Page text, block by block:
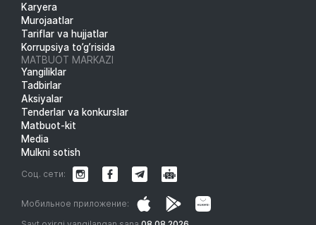
Karyera
Murojaatlar
Tariflar va hujjatlar
Korrupsiya to’g’risida
MATBUOT MARKAZI
Yangiliklar
Tadbirlar
Aksiyalar
Tenderlar va konkurslar
Matbuot-kit
Media
Mulkni sotish
Мобильное приложение:
Соц. сети: